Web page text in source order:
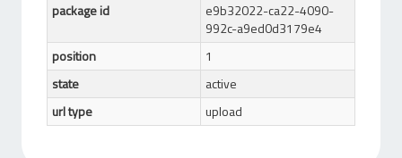
package id
e9b32022-ca22-4090-
992c-a9ed0d3179e4
position
1
state
active
url type
upload